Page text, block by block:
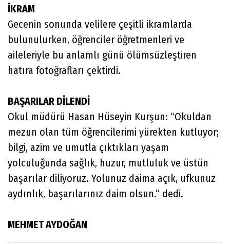
İKRAM
Gecenin sonunda velilere çeşitli ikramlarda
bulunulurken, öğrenciler öğretmenleri ve
aileleriyle bu anlamlı günü ölümsüzleştiren
hatıra fotoğrafları çektirdi.
BAŞARILAR DİLENDİ
Okul müdürü Hasan Hüseyin Kurşun: “Okuldan
mezun olan tüm öğrencilerimi yürekten kutluyor;
bilgi, azim ve umutla çıktıkları yaşam
yolculuğunda sağlık, huzur, mutluluk ve üstün
başarılar diliyoruz. Yolunuz daima açık, ufkunuz
aydınlık, başarılarınız daim olsun.” dedi.
MEHMET AYDOĞAN